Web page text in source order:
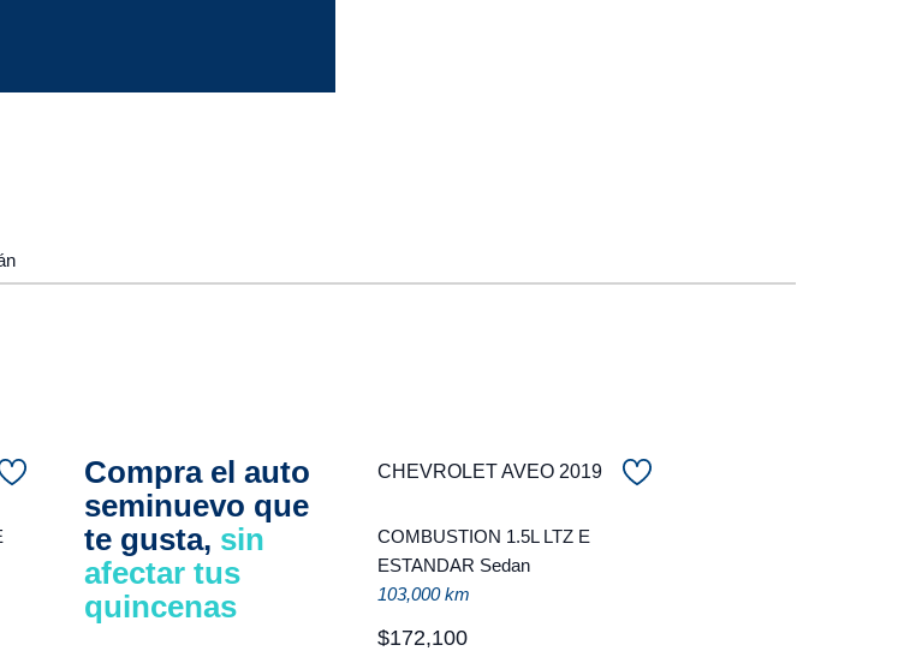
Compra el auto
seminuevo que
te gusta, sin
afectar tus
quincenas
CHEVROLET AVEO 2019
COMBUSTION 1.5L LTZ E
ESTANDAR Sedan
103,000 km
$172,100